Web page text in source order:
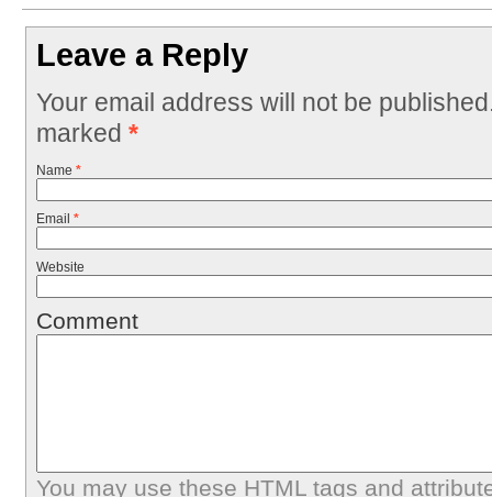
Leave a Reply
Your email address will not be
marked *
Name *
Email *
Website
Comment
You may use these HTMLtags and